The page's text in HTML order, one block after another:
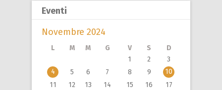
Eventi
Novembre 2024
L M M G V S
D
1
2
3
4
5 6 7 8 9
10
11
12 13 14 15 16
17